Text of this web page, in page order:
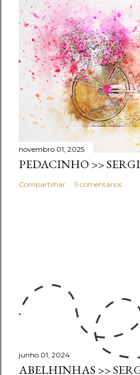
novembro 01, 2025
PEDACINHO >>
Compartilhar 5 comentários
junho 01, 2024
ABELHINHAS >>